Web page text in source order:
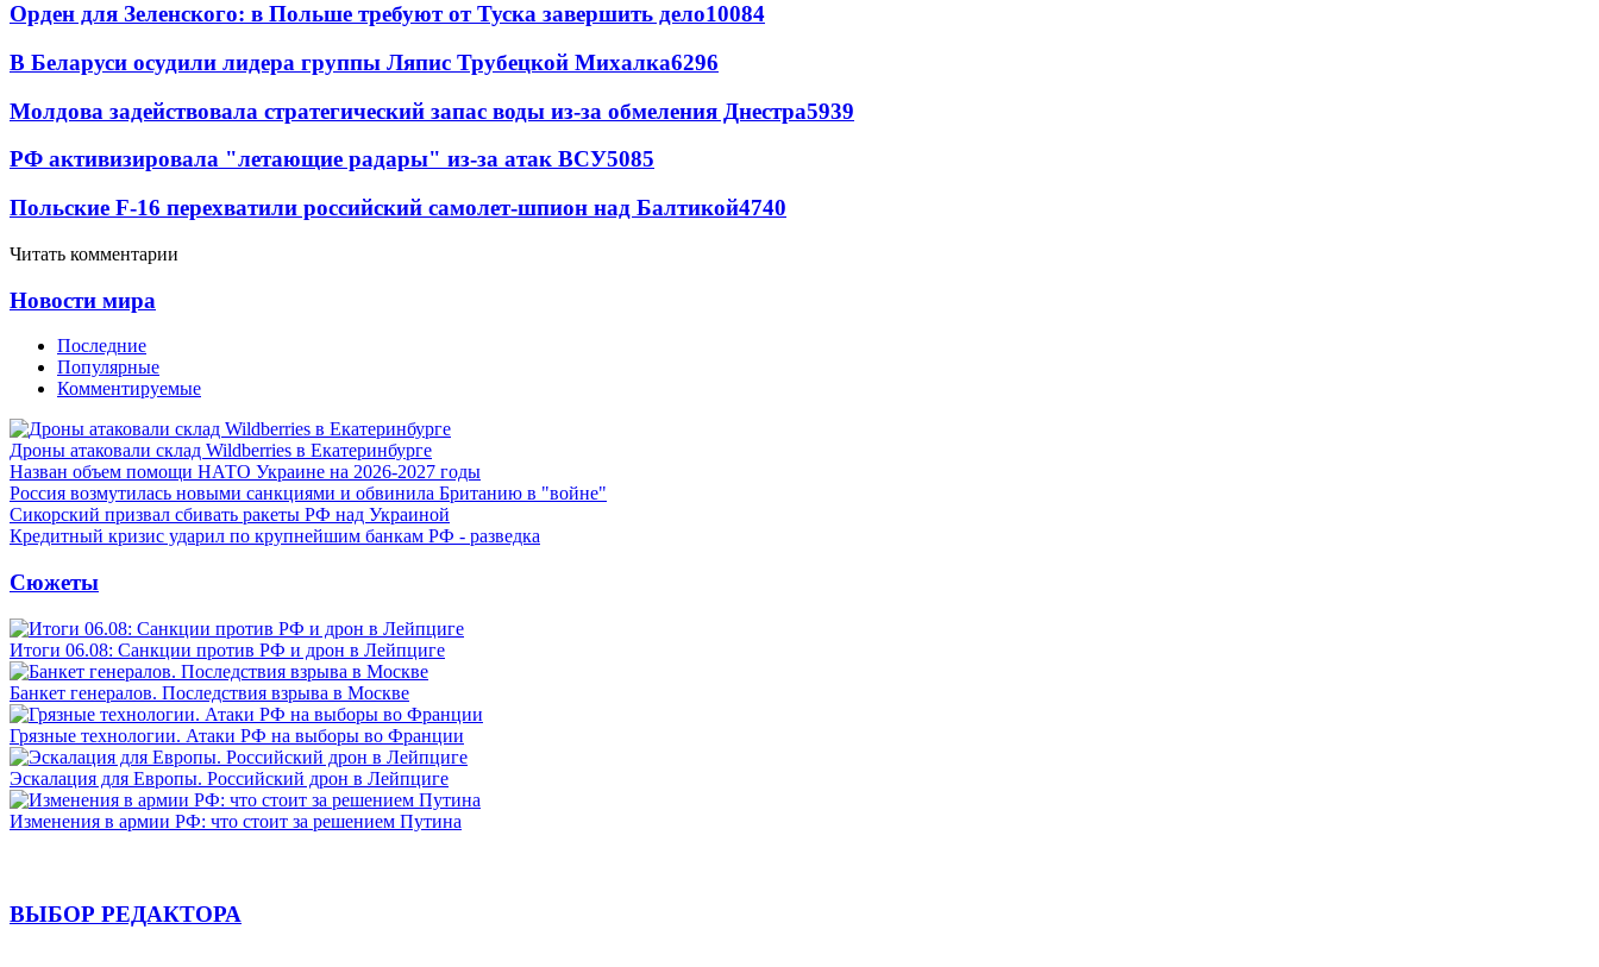
Орден для Зеленского: в Польше требуют от Туска завершить дело10084
В Беларуси осудили лидера группы Ляпис Трубецкой Михалка6296
Молдова задействовала стратегический запас воды из-за обмеления Днестра5939
РФ активизировала "летающие радары" из-за атак ВСУ5085
Польские F-16 перехватили российский самолет-шпион над Балтикой4740
Читать комментарии
Новости мира
Последние
Популярные
Комментируемые
Дроны атаковали склад Wildberries в Екатеринбурге
Назван объем помощи НАТО Украине на 2026-2027 годы
Россия возмутилась новыми санкциями и обвинила Британию в "войне"
Сикорский призвал сбивать ракеты РФ над Украиной
Кредитный кризис ударил по крупнейшим банкам РФ - разведка
Сюжеты
Итоги 06.08: Санкции против РФ и дрон в Лейпциге
Банкет генералов. Последствия взрыва в Москве
Грязные технологии. Атаки РФ на выборы во Франции
Эскалация для Европы. Российский дрон в Лейпциге
Изменения в армии РФ: что стоит за решением Путина
ВЫБОР РЕДАКТОРА